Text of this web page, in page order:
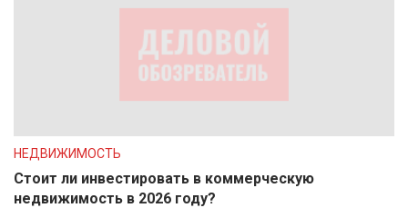
НЕДВИЖИМОСТЬ
Стоит ли инвестировать в коммерческую
недвижимость в 2026 году?